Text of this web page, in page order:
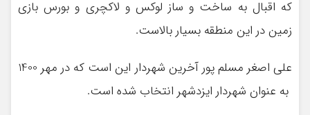
که اقبال به ساخت و ساز لوکس و لاکچری و بورس بازی
زمین در این منطقه بسیار بالاست.
علی اصغر مسلم پور آخرین شهردار این است که در مهر 1400
به عنوان شهردار ایزدشهر انتخاب شده است.